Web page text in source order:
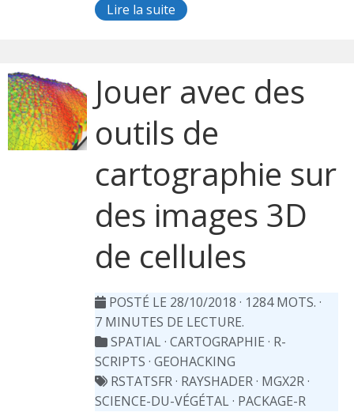
Lire la suite
Jouer avec des
outils de
cartographie sur
des images 3D
de cellules
POSTÉ LE 28/10/2018 · 1284 MOTS. ·
7 MINUTES DE LECTURE.
SPATIAL· CARTOGRAPHIE · R-
SCRIPTS · GEOHACKING
RSTATSFR· RAYSHADER· MGX2R·
SCIENCE-DU-VÉGÉTAL· PACKAGE-R